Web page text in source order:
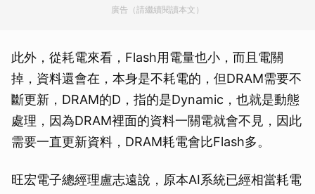
廣告（請繼續閱讀本文）
此外，從耗電來看，Flash用電量也小，而且電關
掉，資料還會在，本身是不耗電的，但DRAM需要不
斷更新，DRAM的D，指的是Dynamic，也就是動態
處理，因為DRAM裡面的資料一關電就會不見，因此
需要一直更新資料，DRAM耗電會比Flash多。
旺宏電子總經理盧志遠說，原本AI系統已經相當耗電